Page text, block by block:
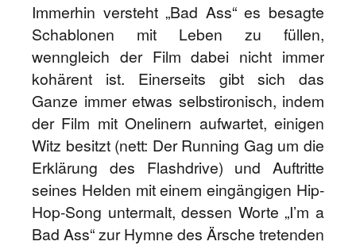
Immerhin versteht „Bad Ass“ es besagte
Schablonen mit Leben zu füllen,
wenngleich der Film dabei nicht immer
kohärent ist. Einerseits gibt sich das
Ganze immer etwas selbstironisch, indem
der Film mit Onelinern aufwartet, einigen
Witz besitzt (nett: Der Running Gag um die
Erklärung des Flashdrive) und Auftritte
seines Helden mit einem eingängigen Hip-
Hop-Song untermalt, dessen Worte „I’m a
Bad Ass“ zur Hymne des Ärsche tretenden